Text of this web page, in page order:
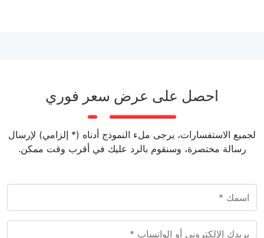
احصل على عرض سعر فوري
لجميع الاستفسارات، يرجى ملء النموذج أدناه (* إلزامي) لإرسال
رسالة مختصرة، وسنقوم بالرد عليك في أقرب وقت ممكن.